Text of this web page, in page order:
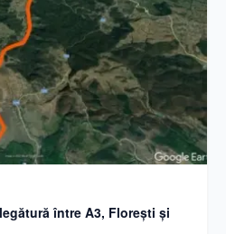
între A3, Florești și